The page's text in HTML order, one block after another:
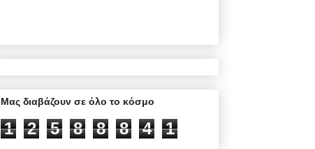
Μας διαβάζουν σε όλο το κόσμο
1 2 5 8 8 8 4 1